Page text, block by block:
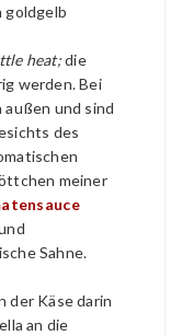
goldgelb
heat;die
werden. Bei
und sind
des
meiner
Sahne.
der Käse darin
an die